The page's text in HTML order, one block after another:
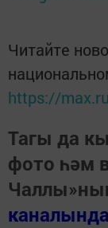
Читайте
https://
Тагы да
фото һәм
каналында